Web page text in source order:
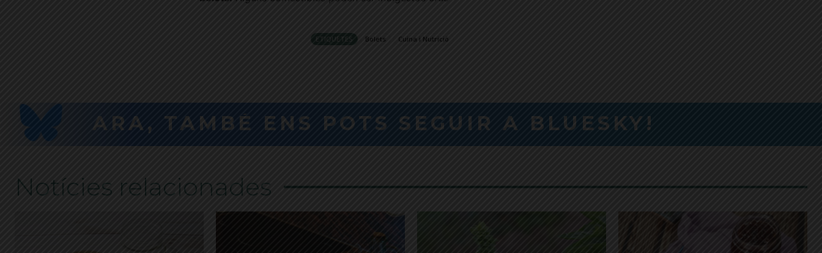
ETIQUETES Bolets Cuina i Nutrició
ARA, TAMBÉ ENS POTS SEGUIR A BLUESKY!
Notícies relacionades